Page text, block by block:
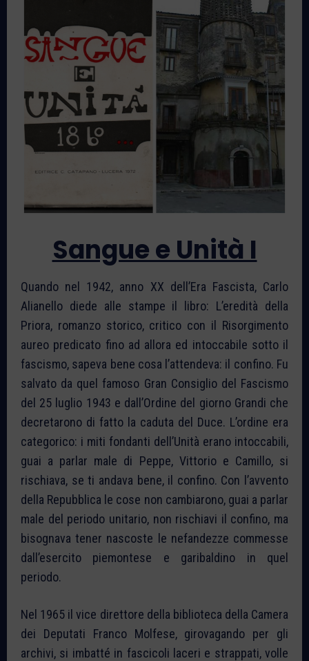
Sangue e Unità I
Quando nel 1942, anno XX dell’Era Fascista, Carlo
Alianello diede alle stampe il libro: L’eredità della
Priora, romanzo storico, critico con il Risorgimento
aureo predicato fino ad allora ed intoccabile sotto il
fascismo, sapeva bene cosa l’attendeva: il confino. Fu
salvato da quel famoso Gran Consiglio del Fascismo
del 25 luglio 1943 e dall’Ordine del giorno Grandi che
decretarono di fatto la caduta del Duce. L’ordine era
categorico: i miti fondanti dell’Unità erano intoccabili,
guai a parlar male di Peppe, Vittorio e Camillo, si
rischiava, se ti andava bene, il confino. Con l’avvento
della Repubblica le cose non cambiarono, guai a parlar
male del periodo unitario, non rischiavi il confino, ma
bisognava tener nascoste le nefandezze commesse
dall’esercito piemontese e garibaldino in quel
periodo.
Nel 1965 il vice direttore della biblioteca della Camera
dei Deputati Franco Molfese, girovagando per gli
archivi, si imbatté in fascicoli laceri e strappati, volle